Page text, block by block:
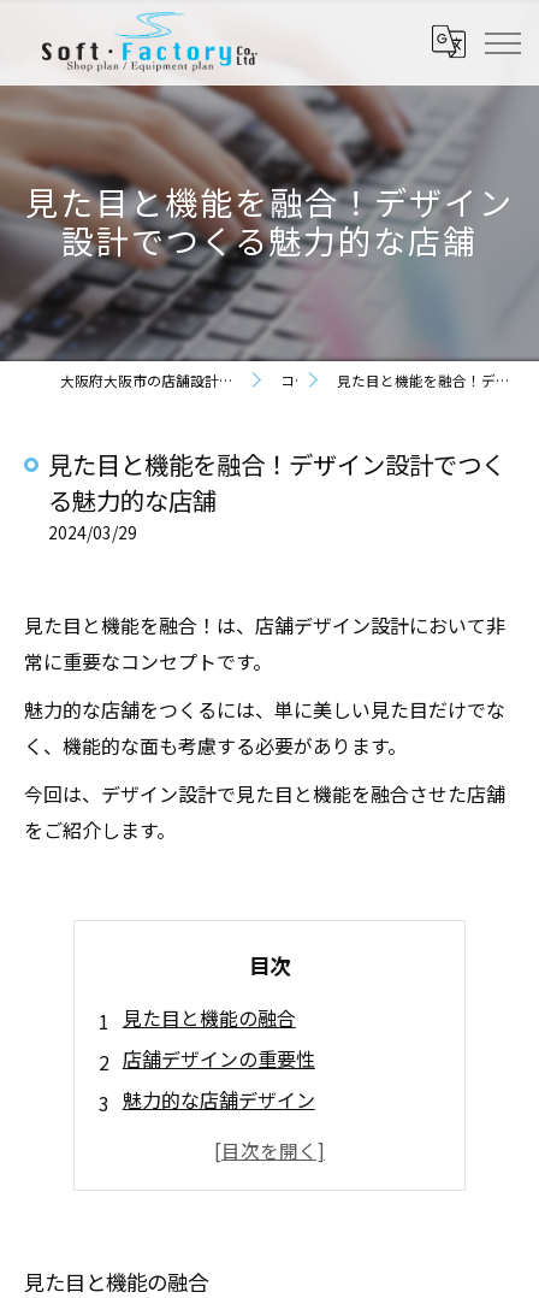
見た目と機能を融合！デザイン
設計でつくる魅力的な店舗
大阪府大阪市の店舗設計なら株式会社ソフト・ファクトリー コラム 見た目と機能を融合！デザイン設計でつくる魅力的な店舗
見た目と機能を融合！デザイン設計でつく
る魅力的な店舗
2024/03/29
見た目と機能を融合！は、店舗デザイン設計において非
常に重要なコンセプトです。
魅力的な店舗をつくるには、単に美しい見た目だけでな
く、機能的な面も考慮する必要があります。
今回は、デザイン設計で見た目と機能を融合させた店舗
をご紹介します。
目次
見た目と機能の融合
店舗デザインの重要性
魅力的な店舗デザイン
デザイン設計と素材選び
見た目と機能の融合